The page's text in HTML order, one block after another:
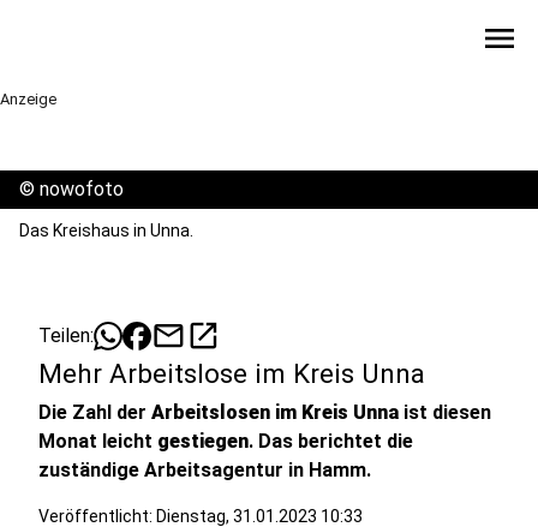
menu
Anzeige
© nowofoto
Das Kreishaus in Unna.
Teilen: mailopen_in_new
Mehr Arbeitslose im Kreis Unna
Die Zahl der Arbeitslosen im Kreis Unna ist diesen
Monat leicht gestiegen. Das berichtet die
zuständige Arbeitsagentur in Hamm.
Veröffentlicht: Dienstag, 31.01.2023 10:33